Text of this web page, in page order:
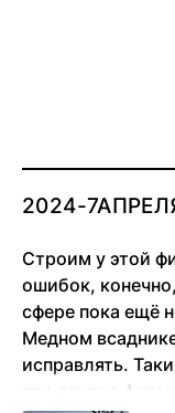
2024-
Строим у этой
ошибок,
сфере пока ещё
Медном
исправлять.
про другие